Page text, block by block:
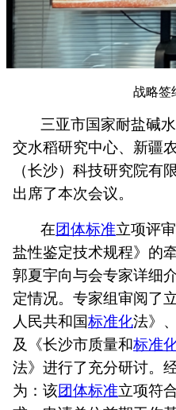
战略签
三亚市国家耐盐碱
交水稻研究中心、新疆
（长沙）科技研究院有
出席了本次会议。
在团体标准立项评
盐性鉴定技术规程》的
郭夏宇向与会专家详细
定情况。专家组审阅了
人民共和国标准化法》
及《长沙市质量和标准
法》进行了充分研讨。
为：该团体标准立项符